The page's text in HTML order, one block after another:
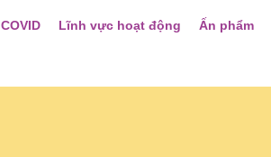
Lĩnh vực hoạt động Ấn phẩm